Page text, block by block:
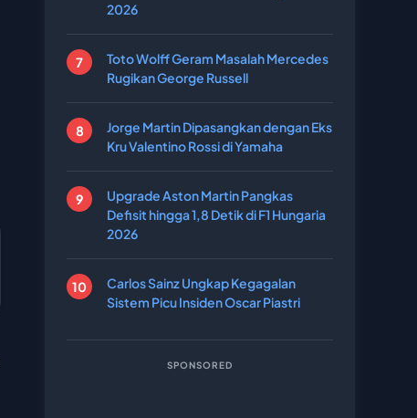
2026
Toto Wolff Geram Masalah Mercedes
Rugikan George Russell
Jorge Martin Dipasangkan dengan Eks
Kru Valentino Rossi di Yamaha
Upgrade Aston Martin Pangkas
Defisit hingga 1,8 Detik di F1 Hungaria
2026
Carlos Sainz Ungkap Kegagalan
Sistem Picu Insiden Oscar Piastri
SPONSORED